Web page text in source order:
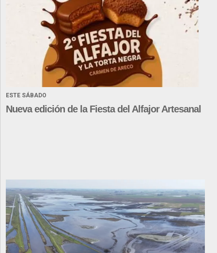
ESTE SÁBADO
Nueva edición de la Fiesta del Alfajor Artesanal